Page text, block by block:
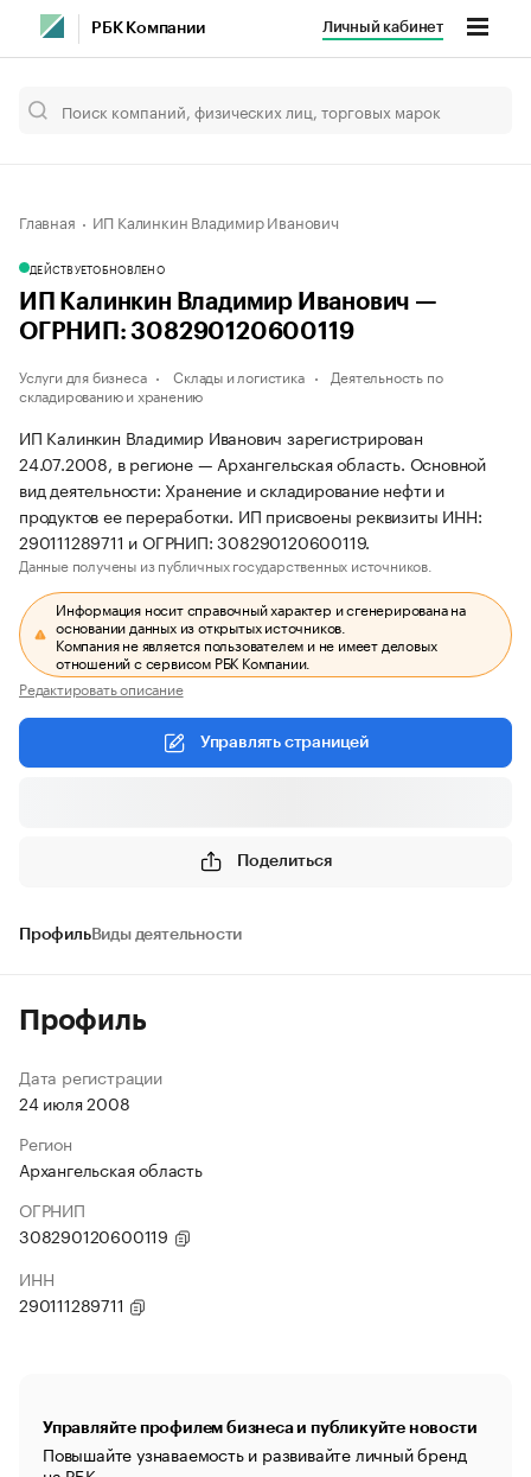
РБК Компании Личный кабинет
Главная ИП Калинкин Владимир Иванович
ДЕЙСТВУЕТОБНОВЛЕНО
ИП Калинкин Владимир Иванович —
ОГРНИП: 308290120600119
Услуги для бизнеса Склады и логистика
Деятельность по
складированию и хранению
ИП Калинкин Владимир Иванович зарегистрирован
24.07.2008, в регионе — Архангельская область. Основной
вид деятельности: Хранение и складирование нефти и
продуктов ее переработки. ИП присвоены реквизиты ИНН:
290111289711 и ОГРНИП: 308290120600119.
Данные получены из публичных государственных источников.
Информация носит справочный характер и сгенерирована на
основании данных из открытых источников.
Компания не является пользователем и не имеет деловых
отношений с сервисом РБК Компании.
Редактировать описание
Управлять страницей
Поделиться
ПрофильВиды деятельности
Профиль
Дата регистрации
24 июля 2008
Регион
Архангельская область
ОГРНИП
308290120600119
ИНН
290111289711
Управляйте профилем бизнеса и публикуйте новости
Повышайте узнаваемость и развивайте личный бренд